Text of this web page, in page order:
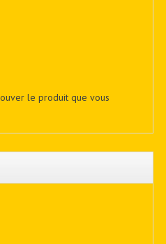
le produit que vous